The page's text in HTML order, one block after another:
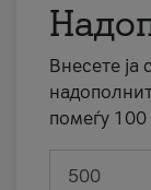
Внесете ја
помеѓу